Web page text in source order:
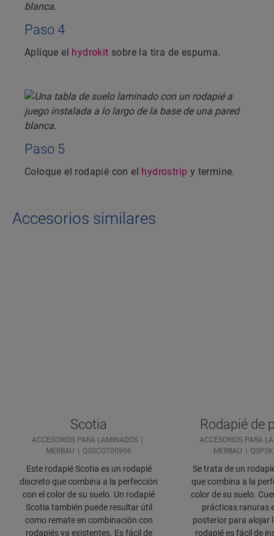
Paso 4
Aplique el hydrokit sobre la tira de espuma.
Paso 5
Coloque el rodapié con el hydrostrip y termine.
Accesorios similares
Scotia
ACCESORIOS PARA LAMINADOS
MERBAU
QSSCOT00996
Este rodapié Scotia es un rodapié
discreto que combina a la perfección
con el color de su suelo. Un rodapié
Scotia también puede resultar útil
como remate en combinación con
rodapiés ya existentes. Es fácil de
Rodapié de
ACCESORIOS PARA
MERBAU
Se trata de un
que combina a la
color de su suelo.
prácticas ranuras
posterior para alojar
rodapié es fácil de